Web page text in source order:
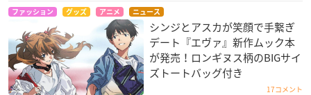
ファッション グッズ アニメ ニュース
シンジとアスカが笑顔で手繋ぎ
デート『エヴァ』新作ムック本
が発売！ロンギヌス柄のBIGサイ
ズトートバッグ付き
17コメント